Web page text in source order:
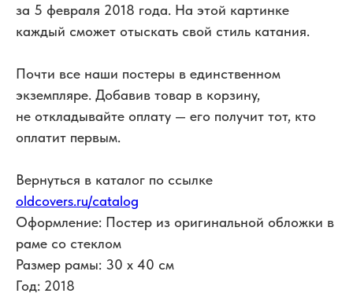
за 5 февраля 2018 года. На этой картинке
каждый сможет отыскать свой стиль катания.
Почти все наши постеры в единственном
экземпляре. Добавив товар в корзину,
не откладывайте оплату — его получит тот, кто
оплатит первым.
Вернуться в каталог по ссылке
oldcovers.ru/catalog
Оформление: Постер из оригинальной обложки в
раме со стеклом
Размер рамы: 30 x 40 см
Год: 2018